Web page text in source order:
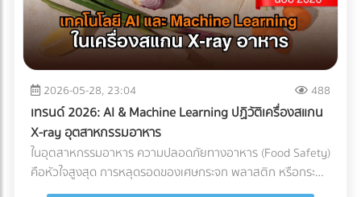
แต่ทุกชั่วโมงที่รถขุดหรือรถเบคโฮต้องจอดนิ่งสนิท นั่นหมายถึง
ค่าแรงคนงานที่เสียเปล่า ค่าเช่าเครื่องจักรที่บานปลาย และความ
เสี่ยงที่จะโดนค่าปรับจากความล่าช้าในการส่งมอบโครงการ การ
ลงทุนวางระบบระบายน้ำที่ได้มาตรฐานตั้งแต่เนิ่นๆ จึงเป็นการซื้อ
ความเสี่ยงที่คุ้มค่าที่สุด กรณีศึกษาจำลอง: การวางระบบระบาย
น้ำพื้นที่ก่อสร้าง ในการแก้ปัญหาไซต์งานพื้นที่เสี่ยง บริษัทผู้รับ
เหมางานโยธาระบายน้ำ จะแบ่งการทำงานออกเป็น 2 เฟสหลัก:
เฟสที่ 1: การสำรวจและประเมินพื้นที่ (Site Assessment) ทีม
วิศวกรทำการสำรวจแผนที่ความสูง (Topographic Survey)
เพื่อหาจุดต่ำสุดของพื้นที่ และประเมินทิศทางการไหลของน้ำตาม
2026-05-28, 23:04 488
เทรนด์ 2026: AI & Machine Learning ปฏิวัติเครื่องสแกน
X-ray อุตสาหกรรมอาหาร
ในอุตสาหกรรมอาหาร ความปลอดภัยทางอาหาร (Food Safety)
คือหัวใจสูงสุด การหลุดรอดของเศษกระจก พลาสติก หรือกระดูก
ชิ้นเล็กๆ เพียงชิ้นเดียว อาจนำไปสู่การเรียกคืนสินค้า (Product